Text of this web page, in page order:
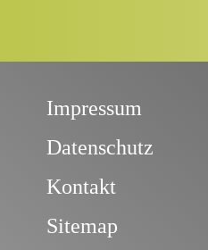
Impressum
Datenschutz
Kontakt
Sitemap